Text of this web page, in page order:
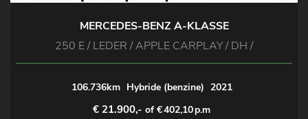
MERCEDES-BENZ A-KLASSE
250 E / LEDER / APPLE CARPLAY / DH /
106.736km Hybride (benzine) 2021
€ 21.900,- of €402,10p.m